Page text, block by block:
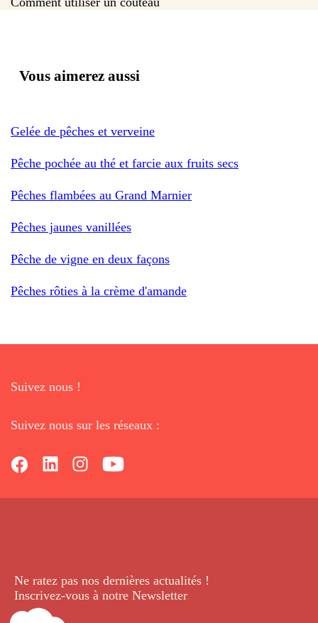
Vous aimerez aussi
Gelée de pêches et verveine
Pêche pochée au thé et farcie aux fruits secs
Pêches flambées au Grand Marnier
Pêches jaunes vanillées
Pêche de vigne en deux façons
Pêches rôties à la crème d'amande
Suivez nous !
Suivez nous sur les réseaux :
Ne ratez pas nos dernières actualités !
Inscrivez-vous à notre Newsletter.